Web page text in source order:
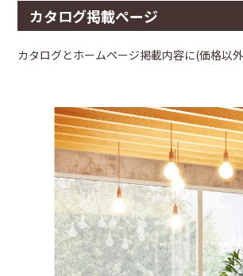
カタログ掲載ページ
カタログとホームページ掲載内容に(価格以